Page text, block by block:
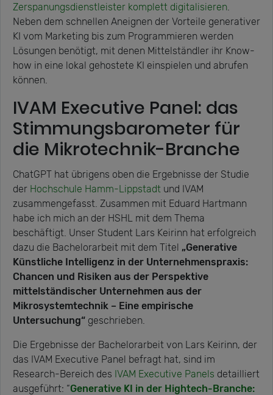
Zerspanungsdienstleister komplett digitalisieren.
Neben dem schnellen Aneignen der Vorteile generativer
KI vom Marketing bis zum Programmieren werden
Lösungen benötigt, mit denen Mittelständler ihr Know-
how in eine lokal gehostete KI einspielen und abrufen
können.
IVAM Executive Panel: das
Stimmungsbarometer für
die Mikrotechnik-Branche
ChatGPT hat übrigens oben die Ergebnisse der Studie
der Hochschule Hamm-Lippstadt und IVAM
zusammengefasst. Zusammen mit Eduard Hartmann
habe ich mich an der HSHL mit dem Thema
beschäftigt. Unser Student Lars Keirinn hat erfolgreich
dazu die Bachelorarbeit mit dem Titel „Generative
Künstliche Intelligenz in der Unternehmenspraxis:
Chancen und Risiken aus der Perspektive
mittelständischer Unternehmen aus der
Mikrosystemtechnik – Eine empirische
Untersuchung“ geschrieben.
Die Ergebnisse der Bachelorarbeit von Lars Keirinn, der
das IVAM Executive Panel befragt hat, sind im
Research-Bereich des IVAM Executive Panels detailliert
ausgeführt: “Generative KI in der Hightech-Branche: